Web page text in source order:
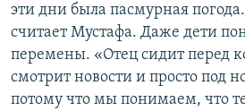
эти дни была пасмурная
считает Мустафа. Даже дети
перемены. «Отец сидит перед
смотрит новости и просто под
потому что мы понимаем, что